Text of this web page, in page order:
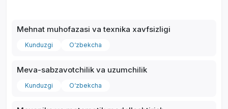
Mehnat muhofazasi va texnika xavfsizligi
Kunduzgi O‘zbekcha
Meva-sabzavotchilik va uzumchilik
Kunduzgi O‘zbekcha